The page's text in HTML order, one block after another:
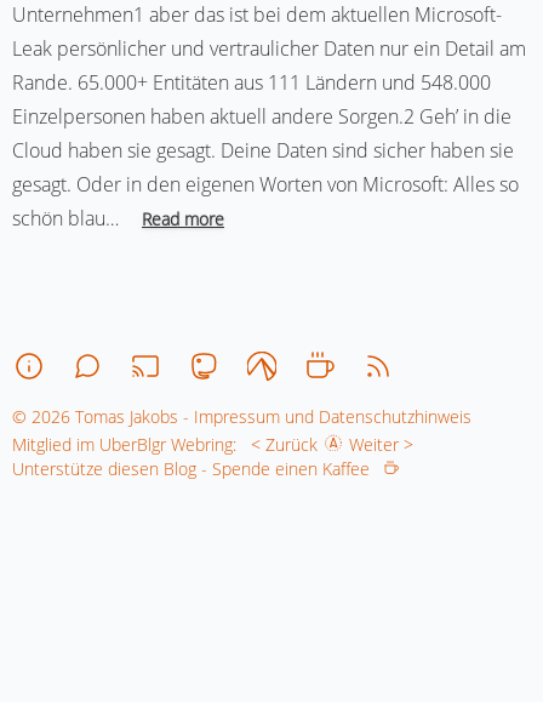
Unternehmen1 aber das ist bei dem aktuellen Microsoft-
Leak persönlicher und vertraulicher Daten nur ein Detail am
Rande. 65.000+ Entitäten aus 111 Ländern und 548.000
Einzelpersonen haben aktuell andere Sorgen.2 Geh’ in die
Cloud haben sie gesagt. Deine Daten sind sicher haben sie
gesagt. Oder in den eigenen Worten von Microsoft: Alles so
schön blau…
Read more
© 2026 Tomas Jakobs - Impressum und Datenschutzhinweis
Mitglied im UberBlgr Webring:
< Zurück
Weiter >
Unterstütze diesen Blog - Spende einen Kaffee